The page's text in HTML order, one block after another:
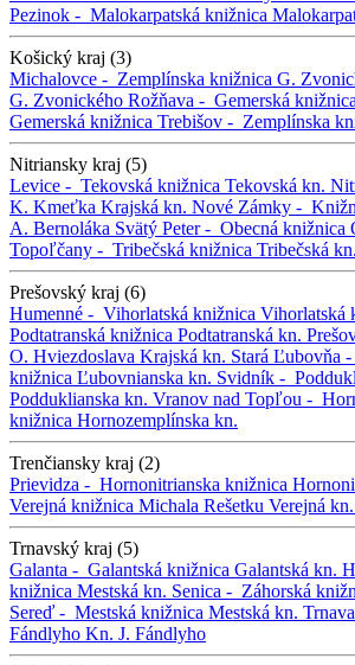
Pezinok - Malokarpatská knižnica
Košický kraj (3)
Michalovce - Zemplínska knižnica G.
G. Zvonického Rožňava - Gemerská
Gemerská knižnica Trebišov - Zemplínska
Nitriansky kraj (5)
Levice - Tekovská knižnica Tekovská kn.
K. Kmeťka Krajská kn. Nové Zámky -
A. Bernoláka Svätý Peter - Obecná knižnica
Topoľčany - Tribečská knižnica Tribečská kn.
Prešovský kraj (6)
Humenné - Vihorlatská knižnica Vihorlatská
Podtatranská knižnica Podtatranská kn.
O. Hviezdoslava Krajská kn. Stará Ľubovňa -
knižnica Ľubovnianska kn. Svidník -
Podduklianska kn. Vranov nad Topľou -
knižnica Hornozemplínska kn.
Trenčiansky kraj (2)
Prievidza - Hornonitrianska knižnica
Verejná knižnica Michala Rešetku Verejná
Trnavský kraj (5)
Galanta - Galantská knižnica Galantská kn.
knižnica Mestská kn. Senica - Záhorská
Sereď - Mestská knižnica Mestská kn.
Fándlyho Kn. J. Fándlyho